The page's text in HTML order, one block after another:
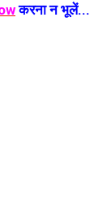
करना न भूलें...